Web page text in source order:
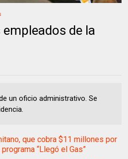
de la
un oficio administrativo. Se
que cobra $11 millones por
“Llegó el Gas”